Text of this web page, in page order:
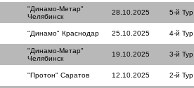
"Динамо-Метар"
Челябинск
28.10.2025 5-й Тур
"Динамо" Краснодар 25.10.2025 4-й Тур
"Динамо-Метар"
Челябинск
19.10.2025 3-й Тур
"Протон" Саратов 12.10.2025 2-й Тур